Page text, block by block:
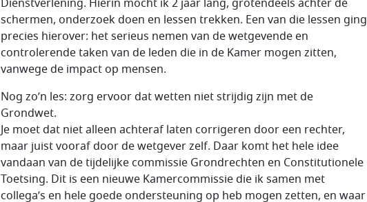
Dienstverlening. Hierin mocht ik 2 jaar lang, grotendeels achter de
schermen, onderzoek doen en lessen trekken. Een van die lessen ging
precies hierover: het serieus nemen van de wetgevende en
controlerende taken van de leden die in de Kamer mogen zitten,
vanwege de impact op mensen.
Nog zo’n les: zorg ervoor dat wetten niet strijdig zijn met de
Grondwet.
Je moet dat niet alleen achteraf laten corrigeren door een rechter,
maar juist vooraf door de wetgever zelf. Daar komt het hele idee
vandaan van de tijdelijke commissie Grondrechten en Constitutionele
Toetsing. Dit is een nieuwe Kamercommissie die ik samen met
collega’s en hele goede ondersteuning op heb mogen zetten, en waar